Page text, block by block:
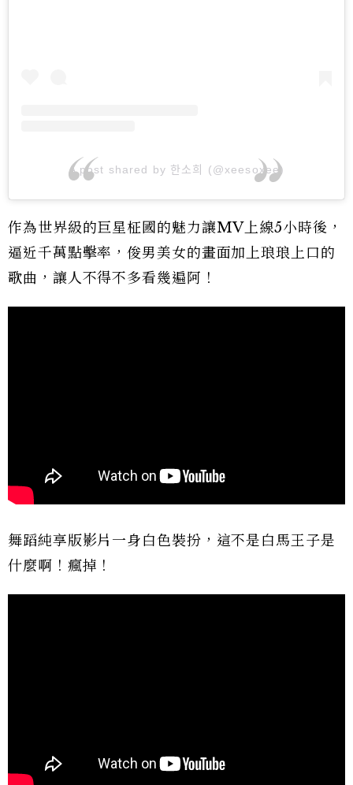
A post shared by 한소희 (@xeesoxee)
作為世界級的巨星柾國的魅力讓MV上線5小時後，
逼近千萬點擊率，俊男美女的畫面加上琅琅上口的
歌曲，讓人不得不多看幾遍阿！
舞蹈純享版影片一身白色裝扮，這不是白馬王子是
什麼啊！瘋掉！